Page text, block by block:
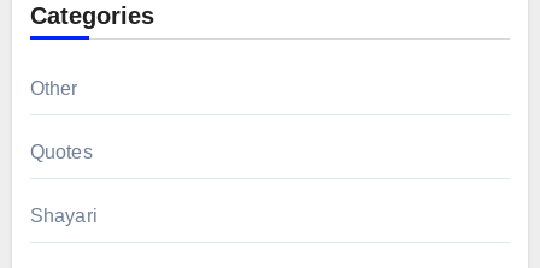
Categories
Other
Quotes
Shayari